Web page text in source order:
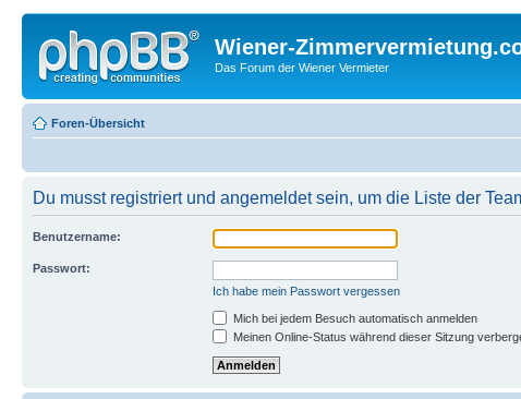
Wiener-
Das Forum der Wiener Vermieter
Foren-Übersicht
Du musst registriert und angemeldet sein, um die Liste der
Benutzername:
Passwort:
Ich habe mein Passwort vergessen
Mich bei jedem Besuch automatisch anmelden
Meinen Online-Status während dieser Sitzung